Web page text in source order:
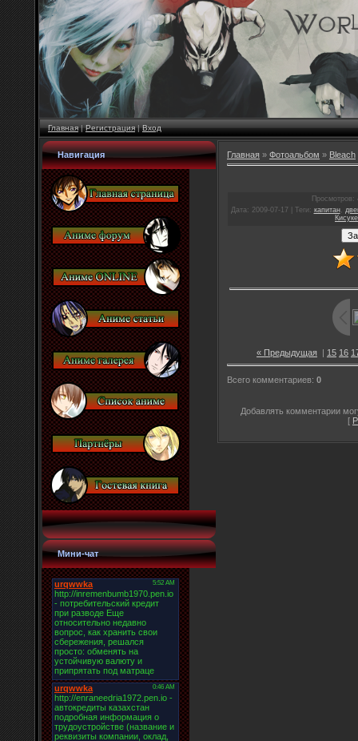
Главная|Регистрация|Вход
Навигация
Мини-чат
Главная » Фотоальбом » Bleach
Просмотров :
Дата : 2009-07-17 | Теги : капитан,
« Предыдущая | 15 16
Всего комментариев: 0
Добавлять комментарии
[